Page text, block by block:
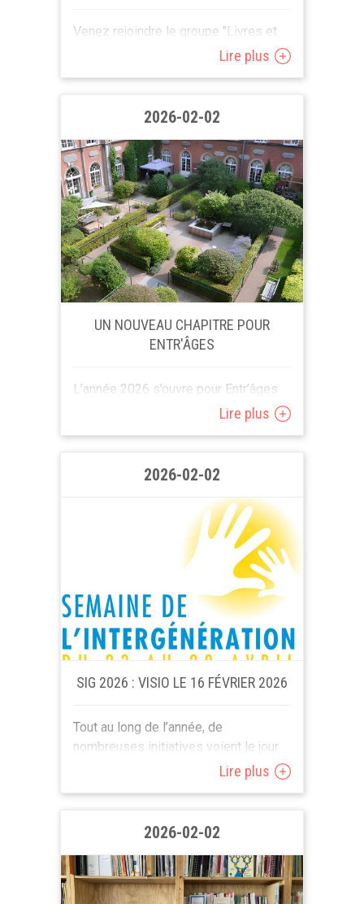
Venez rejoindre le groupe "Livres et
papottes" de Blaton/Bernissart et
ludique autour du livre...
Lire plus
2026-02-02
UN NOUVEAU CHAPITRE POUR
ENTR'ÂGES
L’année 2026 s’ouvre pour Entr’âges
sous le signe du mouvement. Dans un
Lire plus
2026-02-02
SIG 2026 : VISIO LE 16 FÉVRIER 2026
Tout au long de l’année, de
nombreuses initiatives voient le jour
Lire plus
2026-02-02